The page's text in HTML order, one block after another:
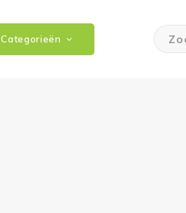
Categorieën